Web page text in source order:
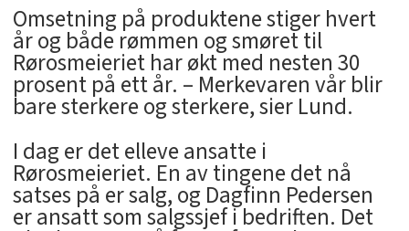
Omsetning på produktene stiger hvert
år og både rømmen og smøret til
Rørosmeieriet har økt med nesten 30
prosent på ett år. – Merkevaren vår blir
bare sterkere og sterkere, sier Lund.
I dag er det elleve ansatte i
Rørosmeieriet. En av tingene det nå
satses på er salg, og Dagfinn Pedersen
er ansatt som salgssjef i bedriften. Det